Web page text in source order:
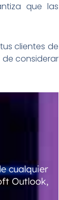
que las
clientes de
considerar
cualquier
Outlook,